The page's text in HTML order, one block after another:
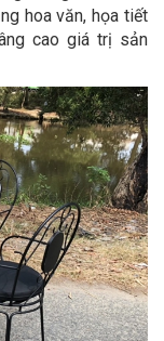
hoa văn, họa tiết
cao giá trị sản